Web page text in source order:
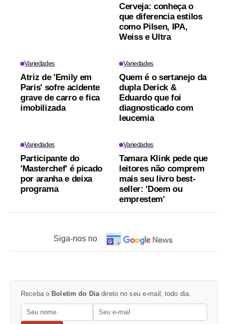
Cerveja: conheça o
que diferencia estilos
como Pilsen, IPA,
Weiss e Ultra
Variedades
Atriz de 'Emily em
Paris' sofre acidente
grave de carro e fica
imobilizada
Variedades
Quem é o sertanejo da
dupla Derick &
Eduardo que foi
diagnosticado com
leucemia
Variedades
Participante do
'Masterchef' é picado
por aranha e deixa
programa
Variedades
Tamara Klink pede que
leitores não comprem
mais seu livro best-
seller: 'Doem ou
emprestem'
Siga-nos no
Receba o Boletim do Diadireto no seu e-mail, todo dia.